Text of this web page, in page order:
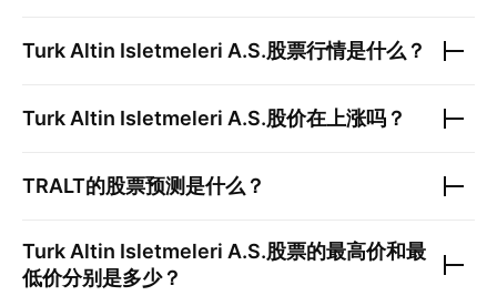
Turk Altin Isletmeleri A.S.股票行情是什么？
Turk Altin Isletmeleri A.S.股价在上涨吗？
TRALT的股票预测是什么？
Turk Altin Isletmeleri A.S.股票的最高价和最
低价分别是多少？